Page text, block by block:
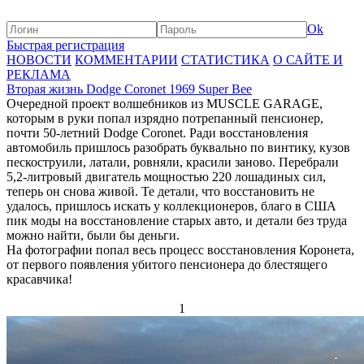
Ok
Быстрая регистрация
НОВОСТИ КОММЕНТАРИИ СТАТИСТИКА О САЙТЕ И
РЕКЛАМА
Вторая жизнь Dodge Coronet 1969 Super Bee
Очередной проект волшебников из MUSCLE GARAGE,
которым в руки попал изрядно потрепанный пенсионер,
почти 50-летний Dodge Coronet. Ради восстановления
автомобиль пришлось разобрать буквально по винтику, кузов
пескоструили, латали, ровняли, красили заново. Перебрали
5,2-литровый двигатель мощностью 220 лошадиных сил,
теперь он снова живой. Те детали, что восстановить не
удалось, пришлось искать у коллекционеров, благо в США
пик моды на восстановление старых авто, и детали без труда
можно найти, были бы деньги.
На фотографии попал весь процесс восстановления Коронета,
от первого появления убитого пенсионера до блестящего
красавчика!
1